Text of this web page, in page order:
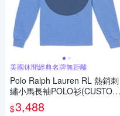
美國休閒經典名牌無距離
Polo Ralph Lauren RL 熱銷刺
繡小馬長袖POLO衫(CUSTOM
SLIM FIT)-麻花水藍色
$3,488